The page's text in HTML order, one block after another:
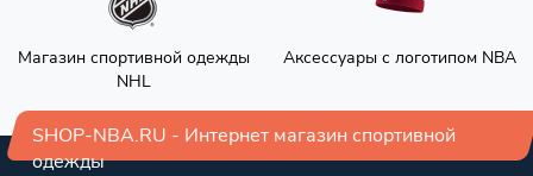
Магазин спортивной одежды
NHL
Аксессуары с логотипом NBA
SHOP-NBA.RU - Интернет магазин спортивной
одежды